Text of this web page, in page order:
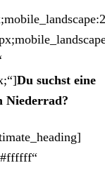
Du suchst eine
Niederrad?